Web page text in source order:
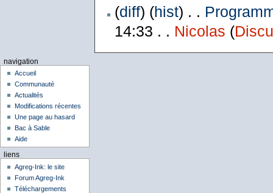
(diff) (hist) . .
14:33 . . Nicolas (
navigation
Accueil
Communauté
Actualités
Modifications récentes
Une page au hasard
Bac à Sable
Aide
liens
Agreg-Ink: le site
Forum Agreg-Ink
Téléchargements